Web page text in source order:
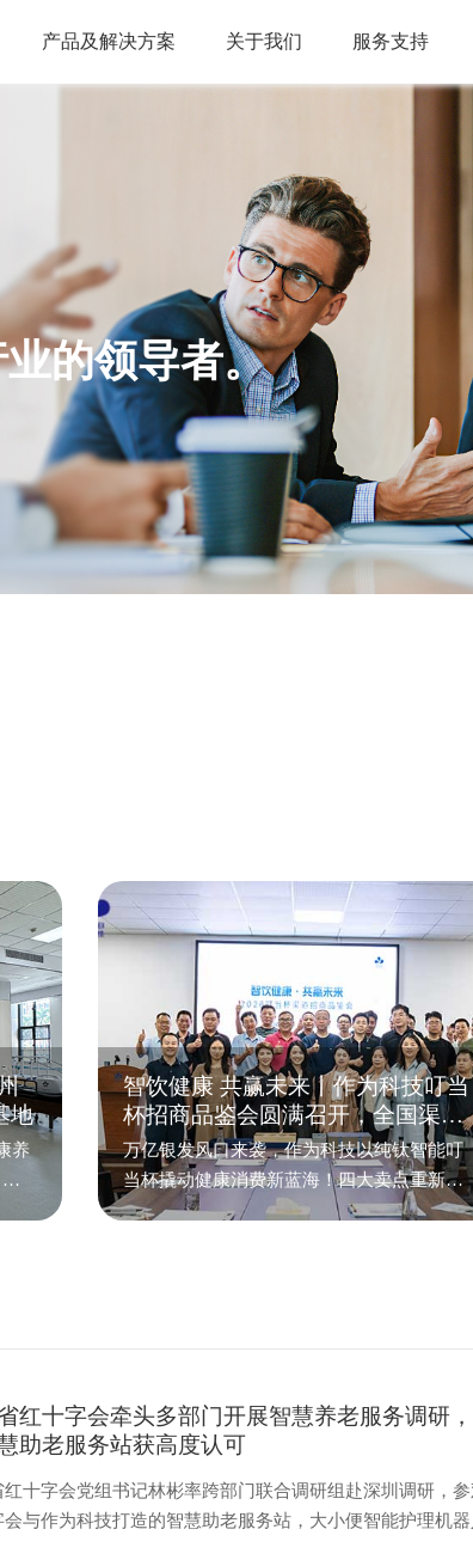
产品及解决方案 关于我们 服务支持
的领导者。
地
养
智饮健康 共赢未来丨作为科技叮当
杯招商品鉴会圆满召开，全国渠道
合伙人火热招募中
万亿银发风口来袭，作为科技以纯钛智能叮
当杯撬动健康消费新蓝海！四大卖点重新定
义健康消费，四大场景打开万亿市场；全国
红十字会牵头多部门开展智慧养老服务调研
助老服务站获高度认可
红十字会党组书记林彬率跨部门联合调研组赴深圳调研，
会与作为科技打造的智慧助老服务站，大小便智能护理机